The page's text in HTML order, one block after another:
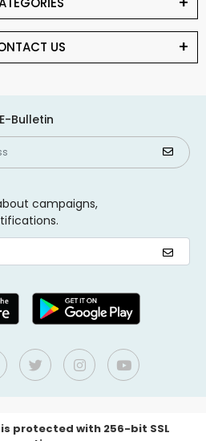
US
E-Bulletin
campaigns,
protected with 256-bit SSL